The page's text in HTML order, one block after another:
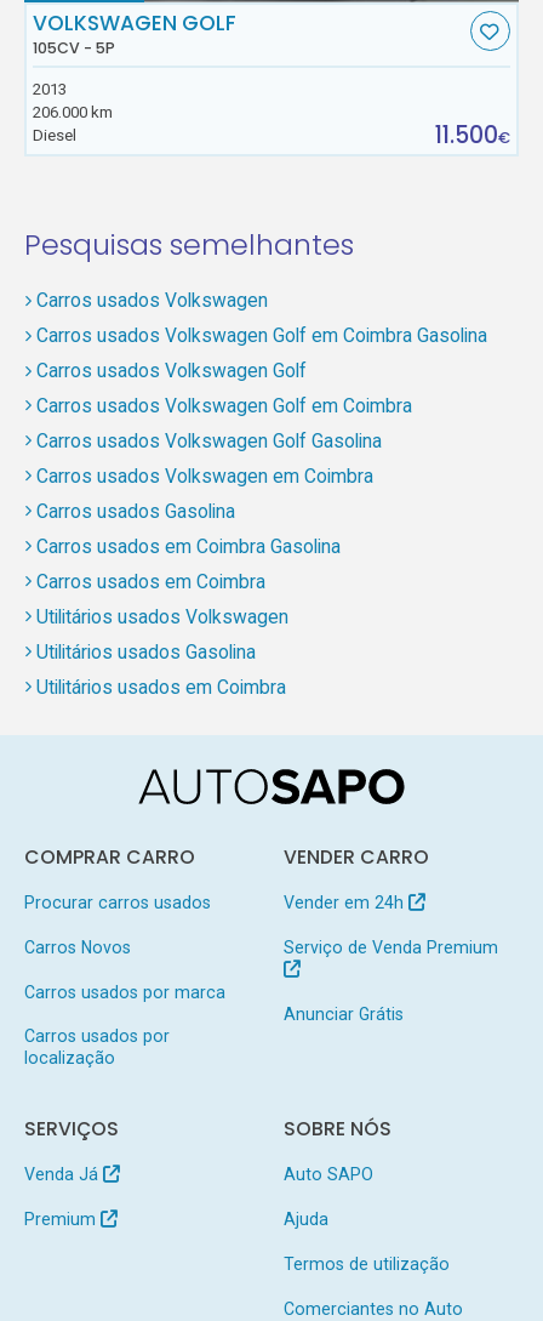
VOLKSWAGEN GOLF
105CV - 5P
2013
206.000 km
Diesel
11.500€
Pesquisas semelhantes
Carros usados Volkswagen
Carros usados Volkswagen Golf em Coimbra Gasolina
Carros usados Volkswagen Golf
Carros usados Volkswagen Golf em Coimbra
Carros usados Volkswagen Golf Gasolina
Carros usados Volkswagen em Coimbra
Carros usados Gasolina
Carros usados em Coimbra Gasolina
Carros usados em Coimbra
Utilitários usados Volkswagen
Utilitários usados Gasolina
Utilitários usados em Coimbra
COMPRAR CARRO
Procurar carros usados
Carros Novos
Carros usados por marca
Carros usados por
localização
VENDER CARRO
Vender em 24h
Serviço de Venda Premium
Anunciar Grátis
SERVIÇOS
Venda Já
Premium
SOBRE NÓS
Auto SAPO
Ajuda
Termos de utilização
Comerciantes no Auto